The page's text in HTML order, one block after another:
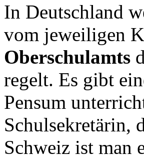
In Deutschland
vom jeweiligen
Oberschulamts
regelt. Es gibt
Pensum
Schulsekretärin,
Schweiz ist man